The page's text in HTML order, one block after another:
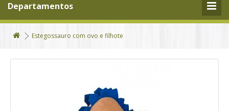
Departamentos
Estegossauro com ovo e filhote